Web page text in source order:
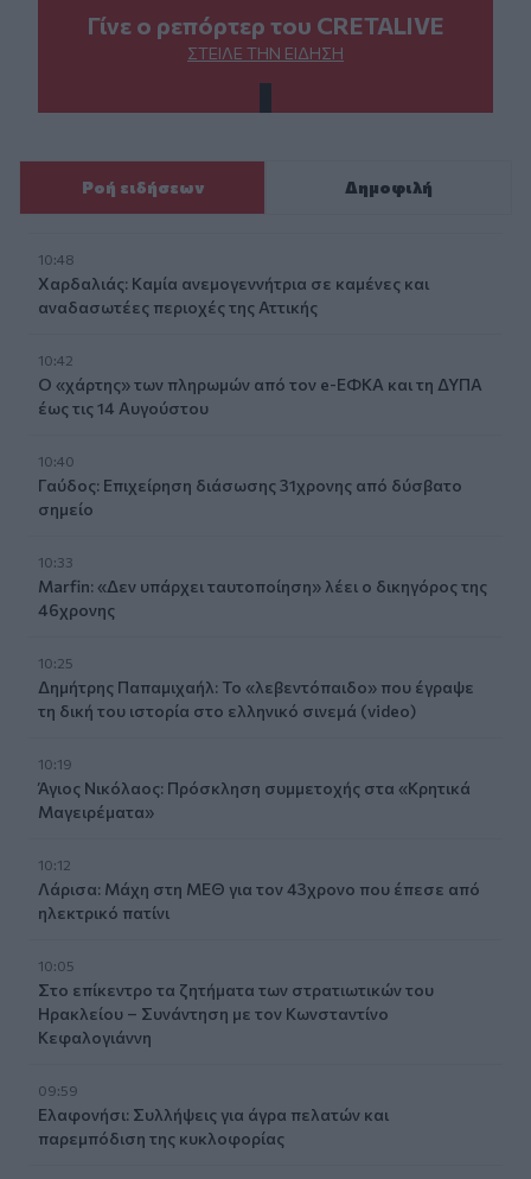
Γίνε ο ρεπόρτερ του CRETALIVE
ΣΤΕΊΛΕ ΤΗΝ ΕΊΔΗΣΗ
Ροή ειδήσεων Δημοφιλή
10:48
Χαρδαλιάς: Καμία ανεμογεννήτρια σε καμένες και
αναδασωτέες περιοχές της Αττικής
10:42
Ο «χάρτης» των πληρωμών από τον e-ΕΦΚΑ και τη ΔΥΠΑ
έως τις 14 Αυγούστου
10:40
Γαύδος: Επιχείρηση διάσωσης 31χρονης από δύσβατο
σημείο
10:33
Marfin: «Δεν υπάρχει ταυτοποίηση» λέει ο δικηγόρος της
46χρονης
10:25
Δημήτρης Παπαμιχαήλ: Το «λεβεντόπαιδο» που έγραψε
τη δική του ιστορία στο ελληνικό σινεμά (video)
10:19
Άγιος Νικόλαος: Πρόσκληση συμμετοχής στα «Κρητικά
Μαγειρέματα»
10:12
Λάρισα: Μάχη στη ΜΕΘ για τον 43χρονο που έπεσε από
ηλεκτρικό πατίνι
10:05
Στο επίκεντρο τα ζητήματα των στρατιωτικών του
Ηρακλείου – Συνάντηση με τον Κωνσταντίνο
Κεφαλογιάννη
09:59
Ελαφονήσι: Συλλήψεις για άγρα πελατών και
παρεμπόδιση της κυκλοφορίας